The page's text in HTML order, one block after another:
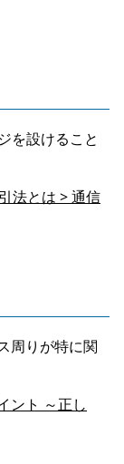
を設けること
法とは > 通信
周りが特に関
ント ～正し